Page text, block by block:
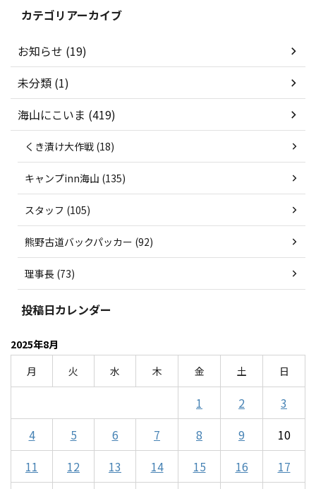
カテゴリアーカイブ
お知らせ (19)
未分類 (1)
海山にこいま (419)
くき漬け大作戦 (18)
キャンプinn海山 (135)
スタッフ (105)
熊野古道バックパッカー (92)
理事長 (73)
投稿日カレンダー
2025年8月
月
火 水 木 金 土 日
1 2
3
4
5 6 7 8 9
10
11
12 13 14 15 16
17